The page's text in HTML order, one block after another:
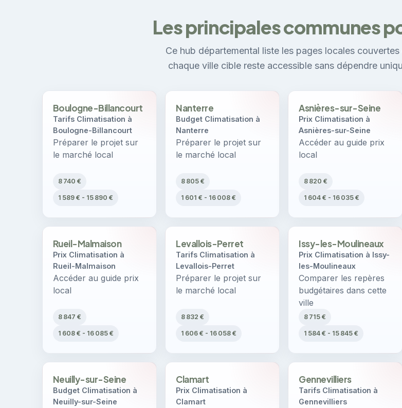
Les principales communes
Ce hub départemental liste les pages locales
chaque ville cible reste accessible sans dépendre
Boulogne-Billancourt
Tarifs Climatisation à
Boulogne-Billancourt
Préparer le projet sur
le marché local
8 740 €
1 589 € - 15 890 €
Nanterre
Budget Climatisation à
Nanterre
Préparer le projet sur
le marché local
8 805 €
1 601 € - 16 008 €
Asnières-sur-Seine
Prix Climatisation à
Asnières-sur-Seine
Accéder au guide prix
local
8 820 €
1 604 € - 16 035 €
Rueil-Malmaison
Prix Climatisation à
Rueil-Malmaison
Accéder au guide prix
local
8 847 €
1 608 € - 16 085 €
Levallois-Perret
Tarifs Climatisation à
Levallois-Perret
Préparer le projet sur
le marché local
8 832 €
1 606 € - 16 058 €
Issy-les-Moulineaux
Prix Climatisation à Issy-
les-Moulineaux
Comparer les repères
budgétaires dans cette
ville
8 715 €
1 584 € - 15 845 €
Neuilly-sur-Seine
Budget Climatisation à
Neuilly-sur-Seine
Clamart
Prix Climatisation à
Clamart
Gennevilliers
Tarifs Climatisation à
Gennevilliers